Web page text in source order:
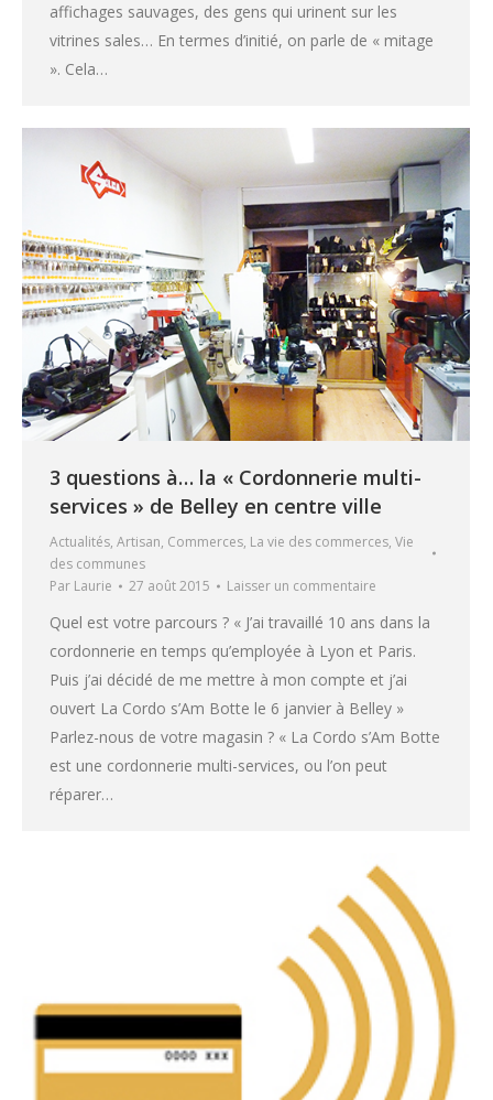
affichages sauvages, des gens qui urinent sur les
vitrines sales… En termes d’initié, on parle de « mitage
». Cela…
3 questions à… la « Cordonnerie multi-
services » de Belley en centre ville
Actualités, Artisan, Commerces, La vie des commerces, Vie
des communes
Par Laurie 27 août 2015 Laisser un commentaire
Quel est votre parcours ? « J’ai travaillé 10 ans dans la
cordonnerie en temps qu’employée à Lyon et Paris.
Puis j’ai décidé de me mettre à mon compte et j’ai
ouvert La Cordo s’Am Botte le 6 janvier à Belley »
Parlez-nous de votre magasin ? « La Cordo s’Am Botte
est une cordonnerie multi-services, ou l’on peut
réparer…